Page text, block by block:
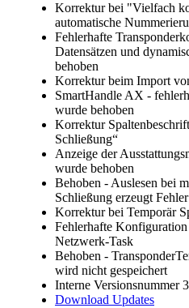
Korrektur bei "Vielfach
automatische
Fehlerhafte
Datensätzen und
behoben
Korrektur beim Import
SmartHandle AX -
wurde behoben
Korrektur
Schließung“
Anzeige der
wurde behoben
Behoben - Auslesen bei
Schließung erzeugt Fehler
Korrektur bei Temporär
Fehlerhafte
Netzwerk-Task
Behoben -
wird nicht gespeichert
Interne Versionsnummer
Download Updates